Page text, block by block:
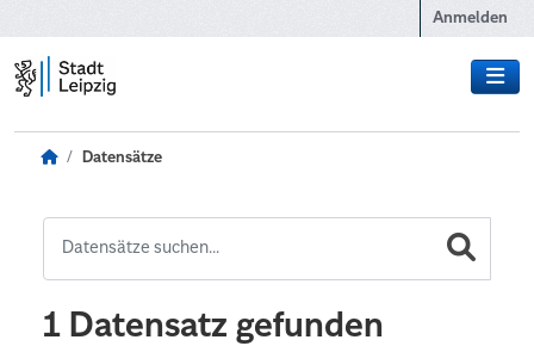
Anmelden
Datensätze
1 Datensatz gefunden